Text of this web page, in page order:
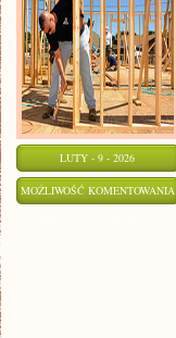
LUTY - 9 - 2026
MOŻLIWOŚĆ KOMENTOWANIA